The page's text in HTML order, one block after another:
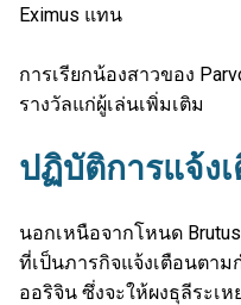
Eximus แทน
การเรียกน้องสาวของ
รางวัลแก่ผู้เล่นเพิ่มเติม
ปฏิบัติการแจ้ง
นอกเหนือจากโหนด
ที่เป็นภารกิจแจ้งเตือนตา
ออริจิน ซึ่งจะให้ผงธุลีระเ